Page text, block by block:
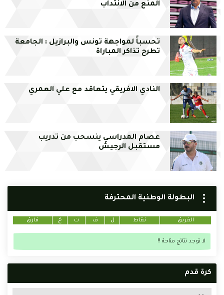
المنع من الانتداب
تحسباً لمواجهة تونس والبرازيل : الجامعة
تطرح تذاكر المباراة
النادي الافريقي يتعاقد مع علي العمري
عصام المدراسي ينسحب من تدريب
مستقبل الرجيش
البطولة الوطنية المحترفة
الفريق نقاط ل ف ت خ فارق
لا توجد نتائج متاحة !!
كرة قدم